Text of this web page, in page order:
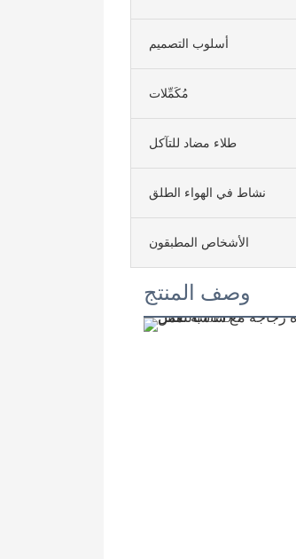
أسلوب التصميم
مُكَمِّلات
طلاء مضاد للتآكل
نشاط في الهواء الطلق
الأشخاص المطبقون
وصف المنتج